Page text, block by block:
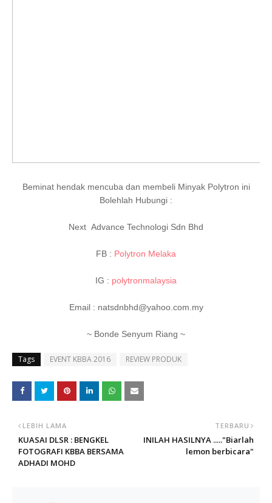
Beminat hendak mencuba dan membeli Minyak Polytron ini
Bolehlah Hubungi :
Next Advance Technologi Sdn Bhd
FB : Polytron Melaka
IG : polytronmalaysia
Email : natsdnbhd@yahoo.com.my
~ Bonde Senyum Riang ~
Tags EVENT KBBA 2016 REVIEW PRODUK
TERBARU
INILAH HASILNYA ....."Biarlah
lemon berbicara"
LEBIH LAMA
KUASAI DLSR : BENGKEL
FOTOGRAFI KBBA BERSAMA
ADHADI MOHD